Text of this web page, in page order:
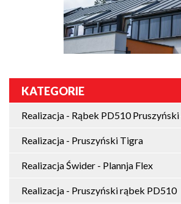
KATEGORIE
Realizacja - Rąbek PD510
Realizacja - Pruszyński Tigra
Realizacja Świder - Plannja Flex
Realizacja - Pruszyński rąbek PD510